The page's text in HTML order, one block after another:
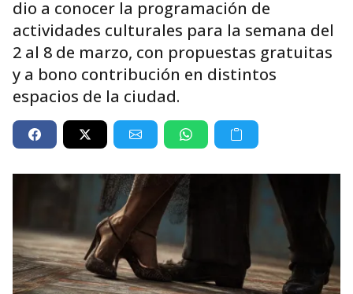
dio a conocer la programación de
actividades culturales para la semana del
2 al 8 de marzo, con propuestas gratuitas
y a bono contribución en distintos
espacios de la ciudad.